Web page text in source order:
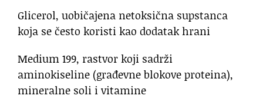
Glicerol, uobičajena netoksična supstanca
koja se često koristi kao dodatak hrani
Medium 199, rastvor koji sadrži
aminokiseline (građevne blokove proteina),
mineralne soli i vitamine